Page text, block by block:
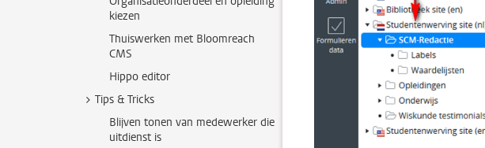
kiezen
Thuiswerken met Bloomreach
CMS
Hippo editor
Tips & Tricks
Blijven tonen van medewerker die
uitdienst is